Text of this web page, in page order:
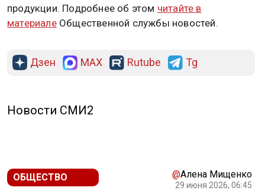
продукции. Подробнее об этом читайте в
материалеОбщественной службы новостей.
Дзен MAX Rutube Tg
Новости СМИ2
ОБЩЕСТВО @Алена Мищенко
29 июня 2026, 06:45